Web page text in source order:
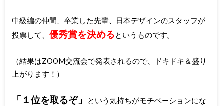
中級編の仲間 卒業した先輩 日本デザインのスタッフが
投票して、 優秀賞を決めるというものです。
（結果はZOOM交流会で発表されるので、ドキドキ＆盛り
上がります！）
「１位を取るぞ」
という気持ちがモチベーションにな